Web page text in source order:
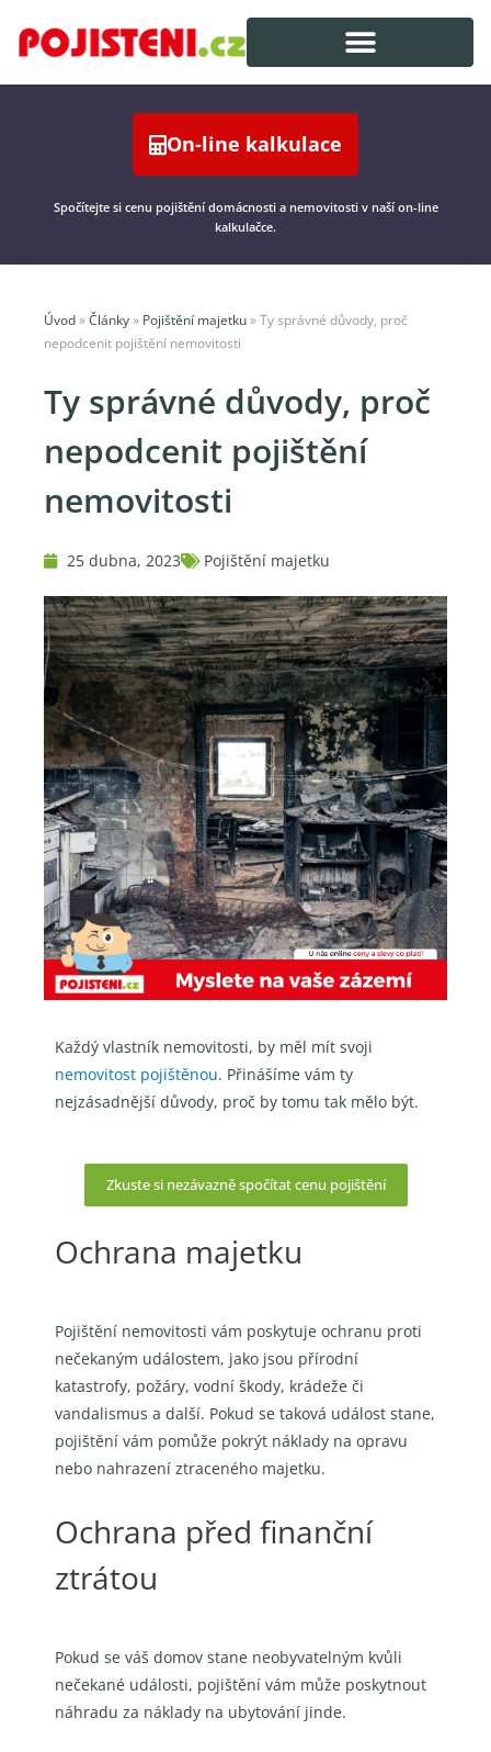
On-line kalkulace
Spočítejte si cenu pojištění domácnosti a nemovitosti v naší on-line
kalkulačce.
Úvod » Články » Pojištění majetku » Ty správné důvody, proč
nepodcenit pojištění nemovitosti
Ty správné důvody, proč
nepodcenit pojištění
nemovitosti
25 dubna, 2023 Pojištění majetku
Každý vlastník nemovitosti, by měl mít svoji
nemovitost pojištěnou. Přinášíme vám ty
nejzásadnější důvody, proč by tomu tak mělo být.
Zkuste si nezávazně spočítat cenu pojištění
Ochrana majetku
Pojištění nemovitosti vám poskytuje ochranu proti
nečekaným událostem, jako jsou přírodní
katastrofy, požáry, vodní škody, krádeže či
vandalismus a další. Pokud se taková událost stane,
pojištění vám pomůže pokrýt náklady na opravu
nebo nahrazení ztraceného majetku.
Ochrana před finanční
ztrátou
Pokud se váš domov stane neobyvatelným kvůli
nečekané události, pojištění vám může poskytnout
náhradu za náklady na ubytování jinde.